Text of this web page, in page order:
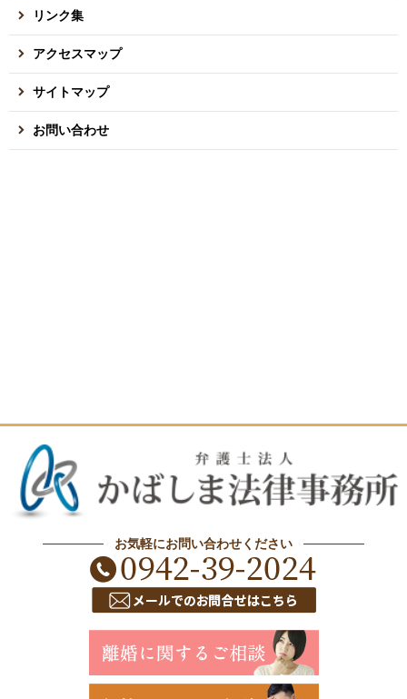
リンク集
アクセスマップ
サイトマップ
お問い合わせ
お気軽にお問い合わせください